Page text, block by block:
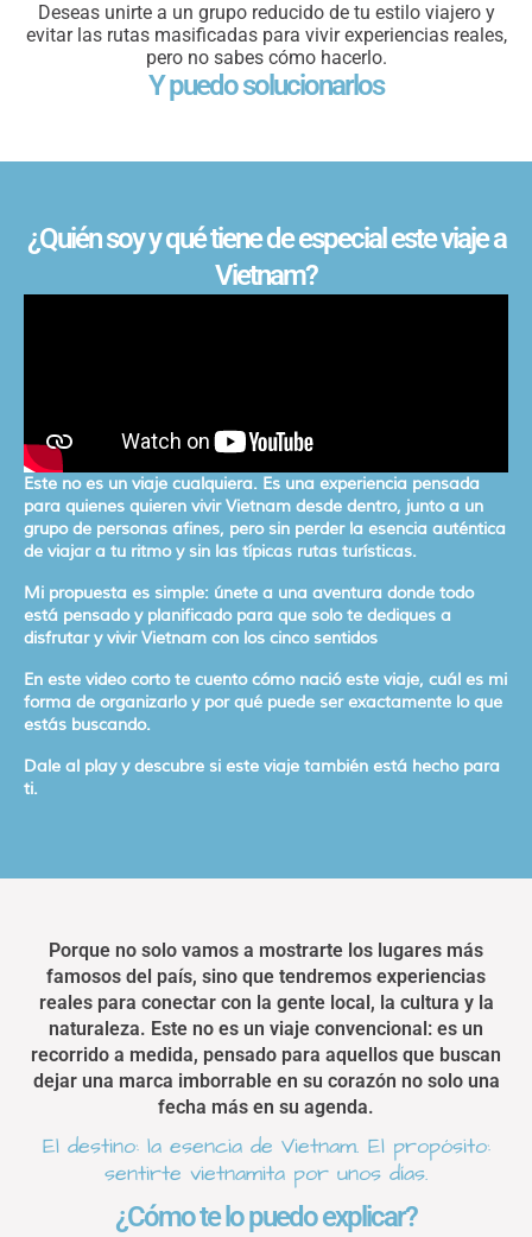
Deseas unirte a un grupo reducido de tu estilo viajero y
evitar las rutas masificadas para vivir experiencias reales,
pero no sabes cómo hacerlo.
Y puedo solucionarlos
¿Quién soy y qué tiene de especial este viaje a
Vietnam?
Este no es un viaje cualquiera. Es una experiencia pensada
para quienes quieren vivir Vietnam desde dentro, junto a un
grupo de personas afines, pero sin perder la esencia auténtica
de viajar a tu ritmo y sin las típicas rutas turísticas.
Mi propuesta es simple: únete a una aventura donde todo
está pensado y planificado para que solo te dediques a
disfrutar y vivir Vietnam con los cinco sentidos
En este video corto te cuento cómo nació este viaje, cuál es mi
forma de organizarlo y por qué puede ser exactamente lo que
estás buscando.
Dale al play y descubre si este viaje también está hecho para
ti.
Porque no solo vamos a mostrarte los lugares más
famosos del país, sino que tendremos experiencias
reales para conectar con la gente local, la cultura y la
naturaleza. Este no es un viaje convencional: es un
recorrido a medida, pensado para aquellos que buscan
dejar una marca imborrable en su corazón no solo una
fecha más en su agenda.
El destino: la esencia de Vietnam. El propósito:
sentirte vietnamita por unos días.
¿Cómo te lo puedo explicar?